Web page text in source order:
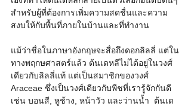
สำหรับผู้ที่ต้องการเพิ่มความสดชื่นและความ
สงบให้กับพื้นที่ภายในบ้านและที่ทำงาน
แม้ว่าชื่อในภาษาอังกฤษจะสื่อถึงดอกลิลลี่ แต่ใน
ทางพฤกษศาสตร์แล้ว ต้นเดหลีไม่ได้อยู่ในวงศ์
เดียวกับลิลลี่แท้ แต่เป็นสมาชิกของวงศ์
Araceae ซึ่งเป็นวงศ์เดียวกับพืชที่เรารู้จักกันดี
เช่น บอนสี, หูช้าง, หน้าวัว และว่านน้ำ  ต้นเด